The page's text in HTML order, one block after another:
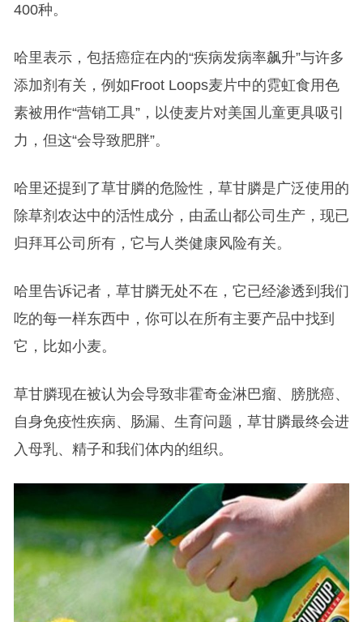
400种。
哈里表示，包括癌症在内的“疾病发病率飙升”与许多
添加剂有关，例如Froot Loops麦片中的霓虹食用色
素被用作“营销工具”，以使麦片对美国儿童更具吸引
力，但这“会导致肥胖”。
哈里还提到了草甘膦的危险性，草甘膦是广泛使用的
除草剂农达中的活性成分，由孟山都公司生产，现已
归拜耳公司所有，它与人类健康风险有关。
哈里告诉记者，草甘膦无处不在，它已经渗透到我们
吃的每一样东西中，你可以在所有主要产品中找到
它，比如小麦。
草甘膦现在被认为会导致非霍奇金淋巴瘤、膀胱癌、
自身免疫性疾病、肠漏、生育问题，草甘膦最终会进
入母乳、精子和我们体内的组织。